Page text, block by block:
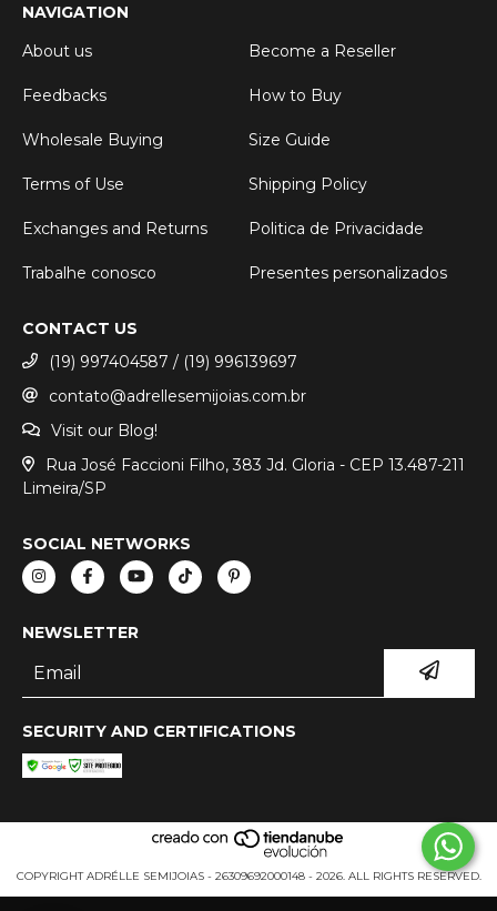
NAVIGATION
About us
Become a Reseller
Feedbacks How to Buy
Wholesale Buying Size Guide
Terms of Use Shipping Policy
Exchanges and Returns Politica de Privacidade
Trabalhe conosco Presentes personalizados
CONTACT US
(19) 997404587 / (19) 996139697
contato@adrellesemijoias.com.br
Visit our Blog!
Rua José Faccioni Filho, 383 Jd. Gloria - CEP 13.487-211
Limeira/SP
SOCIAL NETWORKS
NEWSLETTER
SECURITY AND CERTIFICATIONS
COPYRIGHT ADRÉLLE SEMIJOIAS - 26309692000148 - 2026. ALL RIGHTS RESERVED.